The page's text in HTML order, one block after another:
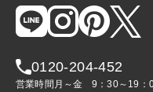
0120-204-452
営業時間 月～金
9：30～19：